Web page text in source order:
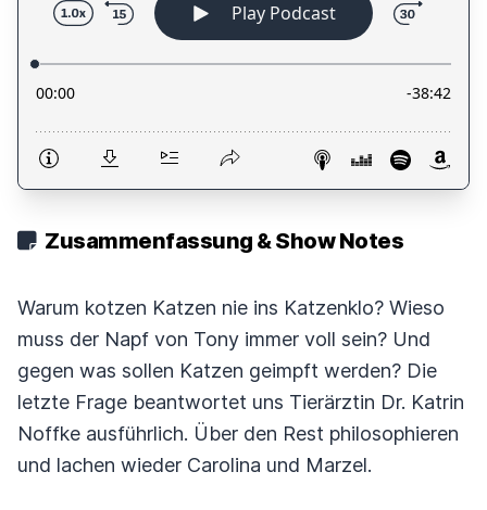
Zusammenfassung & Show Notes
Warum kotzen Katzen nie ins Katzenklo? Wieso
muss der Napf von Tony immer voll sein? Und
gegen was sollen Katzen geimpft werden? Die
letzte Frage beantwortet uns Tierärztin Dr. Katrin
Noffke ausführlich. Über den Rest philosophieren
und lachen wieder Carolina und Marzel.